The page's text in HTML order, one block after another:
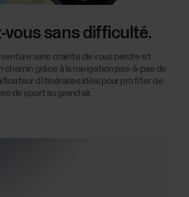
vous sans difficulté.
sans crainte de vous perdre et
chemin grâce à la navigation pas-à-pas de
d’itinéraires idéal pour profiter de
de sport au grand air.